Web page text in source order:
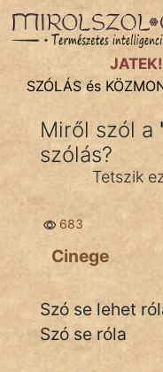
SZÓLÁS ÉS
Bibliai
Közmondások
Szállóigék
Szóláscsoportok
Szólások
Tréfás
SZÓLÁS és
Miről szól a
szólás?
Tetszik
683
Cinege
Szó se lehet
Szó se róla